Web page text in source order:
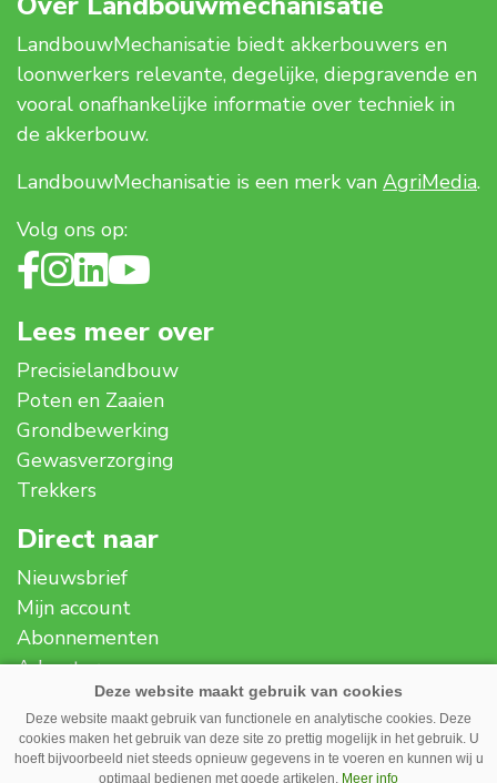
LandbouwMechanisatie biedt akkerbouwers en
loonwerkers relevante, degelijke, diepgravende en
vooral onafhankelijke informatie over techniek in
de akkerbouw.
LandbouwMechanisatie is een merk van AgriMedia.
Volg ons op:
Lees meer over
Precisielandbouw
Poten en Zaaien
Grondbewerking
Gewasverzorging
Trekkers
Direct naar
Nieuwsbrief
Mijn account
Abonnementen
Adverteren
Over ons
Contact
Disclaimer
Deze website maakt gebruik van functionele en analytische cookies. Deze
cookies maken het gebruik van deze site zo prettig mogelijk in het gebruik. U
hoeft bijvoorbeeld niet steeds opnieuw gegevens in te voeren en kunnen wij u
optimaal bedienen met goede artikelen. Meer info